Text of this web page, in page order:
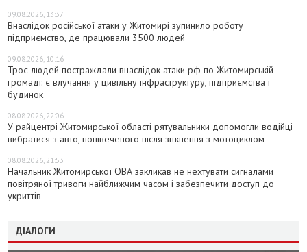
09.08.2026, 13:37
Внаслідок російської атаки у Житомирі зупинило роботу
підприємство, де працювали 3500 людей
09.08.2026, 10:16
Троє людей постраждали внаслідок атаки рф по Житомирській
громаді: є влучання у цивільну інфраструктуру, підприємства і
будинок
08.08.2026, 22:06
У райцентрі Житомирської області рятувальники допомогли водійці
вибратися з авто, понівеченого після зіткнення з мотоциклом
08.08.2026, 21:53
Начальник Житомирської ОВА закликав не нехтувати сигналами
повітряної тривоги найближчим часом і забезпечити доступ до
укриттів
ДІАЛОГИ